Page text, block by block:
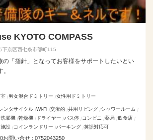
KYOTO COMPASS
京区西七条市部町115
の「指針」となってお客様をサポートしたいとい
男女混合ドミトリー 女性用ドミトリー
ンタサイクル Wi-Fi 交流的 共用リビング
シャワールーム
洗濯機 乾燥機 ドライヤー バス停 コンビニ 薬局 飲食店
設 コインランドリー パーキング 英語対応可
お問い合せ : 0752043250